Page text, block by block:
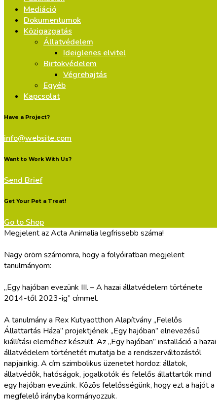
Mediáció
Dokumentumok
Közigazgatás
Állatvédelem
Ideiglenes elvitel
Birtokvédelem
Végrehajtás
Egyéb
Kapcsolat
Have a Project?
info@website.com
Want to Work With Us?
Send Brief
Get Your Pet a Treat!
Go to Shop
Megjelent az Acta Animalia legfrissebb száma!
Nagy öröm számomra, hogy a folyóiratban megjelent
tanulmányom:
„Egy hajóban evezünk III. – A hazai állatvédelem története
2014-től 2023-ig” címmel.
A tanulmány a Rex Kutyaotthon Alapítvány „Felelős
Állattartás Háza” projektjének „Egy hajóban” elnevezésű
kiállítási eleméhez készült. Az „Egy hajóban” installáció a hazai
állatvédelem történetét mutatja be a rendszerváltozástól
napjainkig. A cím szimbolikus üzenetet hordoz: állatok,
állatvédők, hatóságok, jogalkotók és felelős állattartók mind
egy hajóban evezünk. Közös felelősségünk, hogy ezt a hajót a
megfelelő irányba kormányozzuk.